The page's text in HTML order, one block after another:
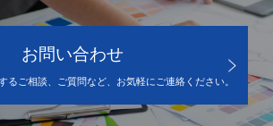
お問い合わせ
るご相談、ご質問など、お気軽にご連絡ください。